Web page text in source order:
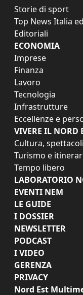
Storie di sport
Top News Italia
Editoriali
ECONOMIA
Imprese
Finanza
Lavoro
Tecnologia
Infrastrutture
Eccellenze e
VIVERE IL NORD
Cultura,
Turismo e
Tempo libero
LABORATORIO
EVENTI NEM
LE GUIDE
I DOSSIER
NEWSLETTER
PODCAST
I VIDEO
GERENZA
PRIVACY
Nord Est